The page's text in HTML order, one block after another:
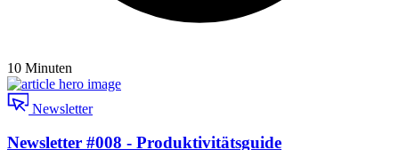
10 Minuten
Newsletter
Newsletter #008 - Produktivitätsguide